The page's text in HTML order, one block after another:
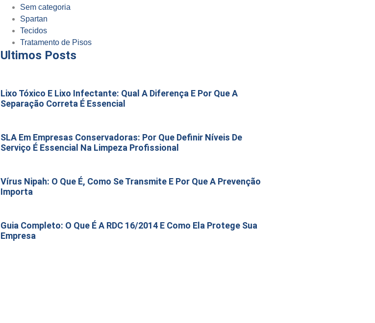
Sem categoria
Spartan
Tecidos
Tratamento de Pisos
Ultimos Posts
Lixo Tóxico E Lixo Infectante: Qual A Diferença E Por Que A
Separação Correta É Essencial
SLA Em Empresas Conservadoras: Por Que Definir Níveis De
Serviço É Essencial Na Limpeza Profissional
Vírus Nipah: O Que É, Como Se Transmite E Por Que A Prevenção
Importa
Guia Completo: O Que É A RDC 16/2014 E Como Ela Protege Sua
Empresa